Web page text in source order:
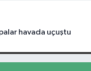
havada uçuştu